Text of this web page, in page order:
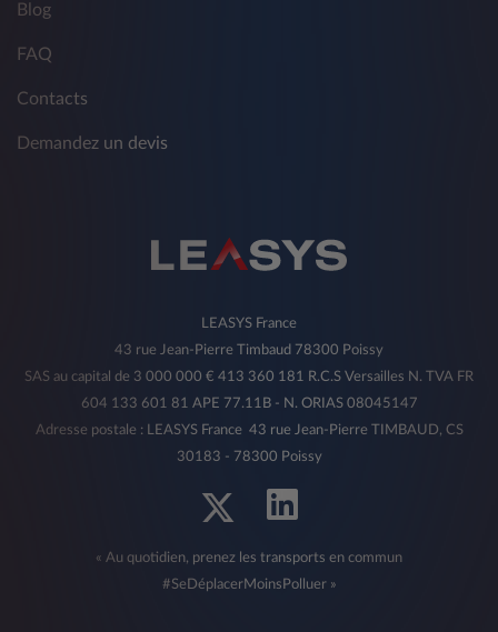
Blog
FAQ
Contacts
Demandez un devis
LEASYS France
43 rue Jean-Pierre Timbaud 78300 Poissy
SAS au capital de 3 000 000 € 413 360 181 R.C.S Versailles N. TVA FR
604 133 601 81 APE 77.11B - N. ORIAS 08045147
Adresse postale : LEASYS France 43 rue Jean-Pierre TIMBAUD, CS
30183 - 78300 Poissy
« Au quotidien, prenez les transports en commun
#SeDéplacerMoinsPolluer »